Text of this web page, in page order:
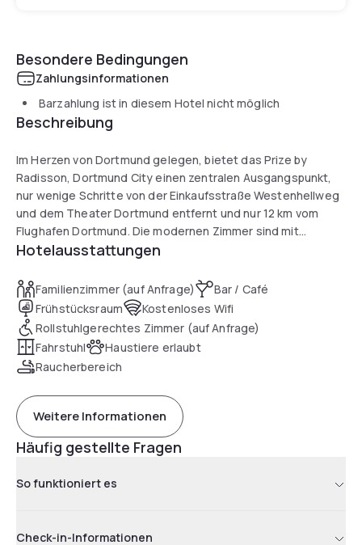
Besondere Bedingungen
Zahlungsinformationen
Barzahlung ist in diesem Hotel nicht möglich
Beschreibung
Im Herzen von Dortmund gelegen, bietet das Prize by
Radisson, Dortmund City einen zentralen Ausgangspunkt,
nur wenige Schritte von der Einkaufsstraße Westenhellweg
und dem Theater Dortmund entfernt und nur 12 km vom
Flughafen Dortmund. Die modernen Zimmer sind mit
Klimaanlage, Stadtblick, ebenerdigen Duschen und
über Schreibtische und Sitzecken für mehr Komfort. Jeden
Morgen erwartet die Gäste eine große Auswahl an
Frühstücksoptionen – von kontinental und amerikanisch bis
hin zu vegetarisch und vegan – während die Bar zum
Entspannen nach einem erlebnisreichen Tag einlädt. Der
Dortmunder Hauptbahnhof ist in nur acht Gehminuten
Kunst- und Kulturgeschichte, die Eislaufbahn, der Signal
Iduna Park und die Westfalenhallen liegen in unmittelbarer
Nähe.
Hotelausstattungen
Familienzimmer (auf Anfrage)
Bar / Café
Frühstücksraum
Kostenloses Wifi
Rollstuhlgerechtes Zimmer (auf Anfrage)
Fahrstuhl
Haustiere erlaubt
Raucherbereich
Weitere Informationen
Häufig gestellte Fragen
So funktioniert es
Check-in-Informationen